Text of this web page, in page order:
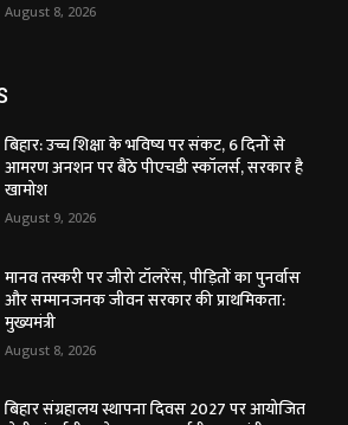
August 8, 2026
बिहार: उच्च शिक्षा के भविष्य पर संकट, 6 दिनों से
आमरण अनशन पर बैठे पीएचडी स्कॉलर्स, सरकार है
खामोश
August 9, 2026
मानव तस्करी पर जीरो टॉलरेंस, पीड़ितों का पुनर्वास
और सम्मानजनक जीवन सरकार की प्राथमिकता:
मुख्यमंत्री
August 8, 2026
बिहार संग्रहालय स्थापना दिवस 2027 पर आयोजित